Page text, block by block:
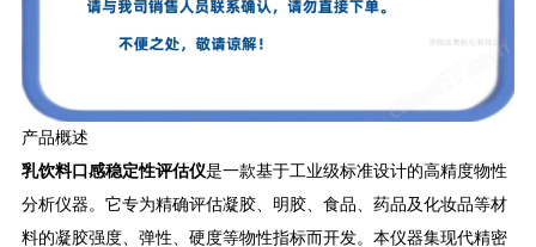
产品概述
乳饮料口感稳定性评估仪是一款基于工业级标准设计的高精度物性
分析仪器。它专为精确评估凝胶、明胶、食品、药品及化妆品等材
料的凝胶强度、弹性、硬度等物性指标而开发。本仪器集现代精密